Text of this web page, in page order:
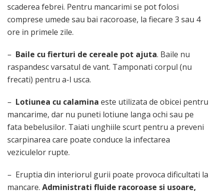
scaderea febrei. Pentru mancarimi se pot folosi
comprese umede sau bai racoroase, la fiecare 3 sau 4
ore in primele zile.
– Baile cu fierturi de cereale pot ajuta. Baile nu
raspandesc varsatul de vant. Tamponati corpul (nu
frecati) pentru a-l usca.
– Lotiunea cu calamina este utilizata de obicei pentru
mancarime, dar nu puneti lotiune langa ochi sau pe
fata bebelusilor. Taiati unghiile scurt pentru a preveni
scarpinarea care poate conduce la infectarea
veziculelor rupte.
– Eruptia din interiorul gurii poate provoca dificultati la
mancare. Administrati fluide racoroase si usoare,